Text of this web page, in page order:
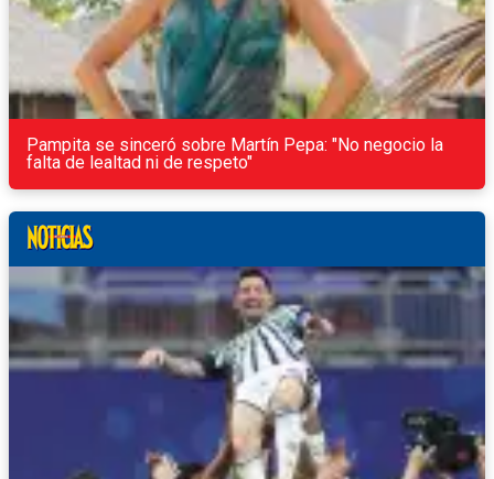
Pampita se sinceró sobre Martín Pepa: "No negocio la
falta de lealtad ni de respeto"